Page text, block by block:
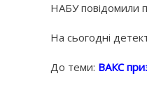
НАБУ повідомили
На сьогодні
До теми: ВАКС